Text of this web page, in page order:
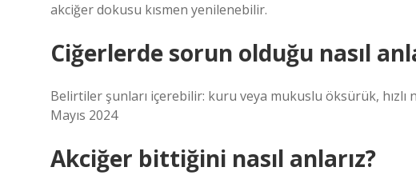
akciğer dokusu kısmen yenilenebilir.
Ciğerlerde sorun olduğu nasıl
Belirtiler şunları içerebilir: kuru veya mukuslu öksürük,
Mayıs 2024
Akciğer bittiğini nasıl anlarız?